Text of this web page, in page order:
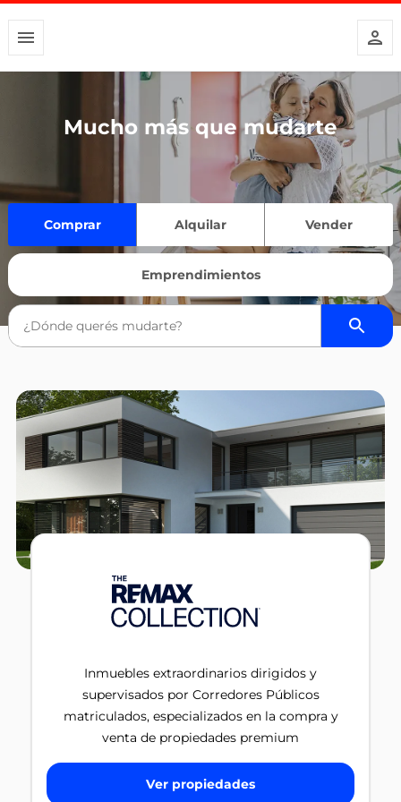
Mucho más que mudarte
Comprar Alquilar Vender
Emprendimientos
Inmuebles extraordinarios dirigidos y
supervisados por Corredores Públicos
matriculados, especializados en la compra y
venta de propiedades premium
Ver propiedades